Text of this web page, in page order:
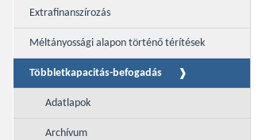
Extrafinanszírozás
Méltányossági alapon történő térítések
Többletkapacitás-befogadás
Adatlapok
Archívum